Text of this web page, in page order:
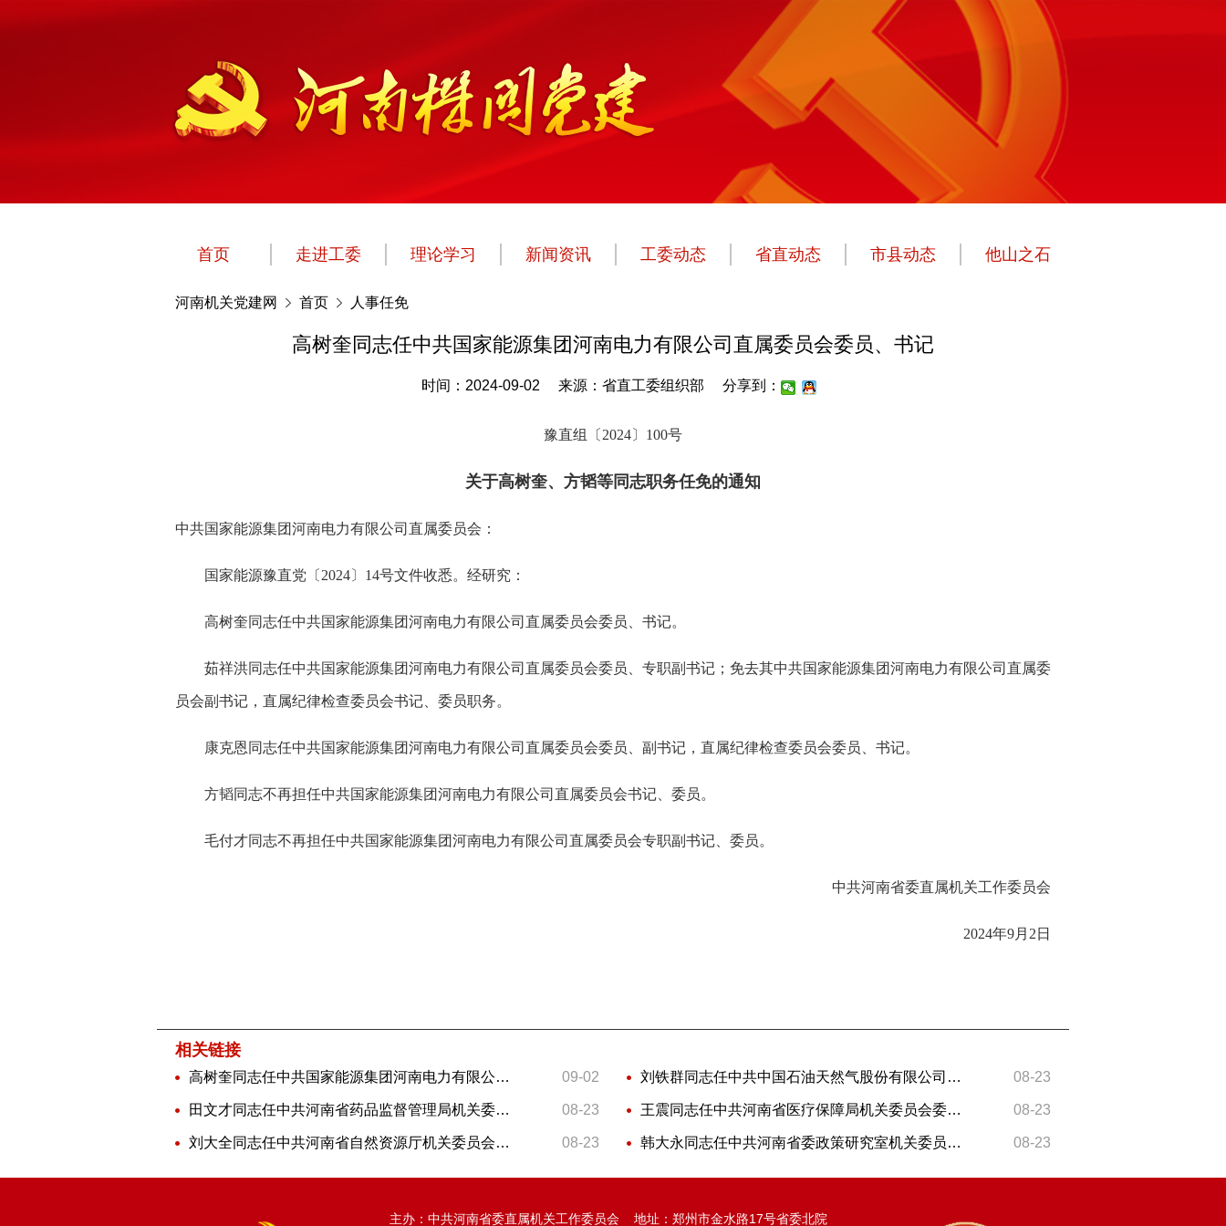
首页 走进工委 理论学习 新闻资讯 工委动态 省直动态 市县动态 他山之石
河南机关党建网 首页 人事任免
高树奎同志任中共国家能源集团河南电力有限公司直属委员会委员、书记
时间：2024-09-02 来源：省直工委组织部 分享到：
豫直组〔2024〕100号
关于高树奎、方韬等同志职务任免的通知
中共国家能源集团河南电力有限公司直属委员会：
国家能源豫直党〔2024〕14号文件收悉。经研究：
高树奎同志任中共国家能源集团河南电力有限公司直属委员会委员、书记。
茹祥洪同志任中共国家能源集团河南电力有限公司直属委员会委员、专职副书记；免去其中共国家能源集团河南电力有限公司直属委
员会副书记，直属纪律检查委员会书记、委员职务。
康克恩同志任中共国家能源集团河南电力有限公司直属委员会委员、副书记，直属纪律检查委员会委员、书记。
方韬同志不再担任中共国家能源集团河南电力有限公司直属委员会书记、委员。
毛付才同志不再担任中共国家能源集团河南电力有限公司直属委员会专职副书记、委员。
中共河南省委直属机关工作委员会
2024年9月2日
相关链接
高树奎同志任中共国家能源集团河南电力有限公司直属委员会委员、书记 09-02 刘铁群同志任中共中国石油天然气股份有限公司河南销售分公司机关委员会委员、书记 08-23
田文才同志任中共河南省药品监督管理局机关委员会委员、书记 08-23 王震同志任中共河南省医疗保障局机关委员会委员、专职副书记 08-23
刘大全同志任中共河南省自然资源厅机关委员会委员、书记 08-23 韩大永同志任中共河南省委政策研究室机关委员会委员、常务副书记 08-23
主办：中共河南省委直属机关工作委员会 地址：郑州市金水路17号省委北院